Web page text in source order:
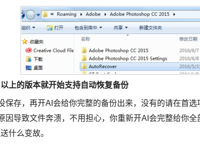
上的版本就开始支持自动恢复备份
保存，再开AI会给你完整的备份出来，没有的请在首
因导致文件奔溃，不用担心，你重新开AI会完整给你
什么变故。